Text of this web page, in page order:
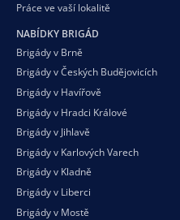
Práce ve vaší lokalitě
NABÍDKY BRIGÁD
Brigády v Brně
Brigády v Českých Budějovicích
Brigády v Havířově
Brigády v Hradci Králové
Brigády v Jihlavě
Brigády v Karlových Varech
Brigády v Kladně
Brigády v Liberci
Brigády v Mostě